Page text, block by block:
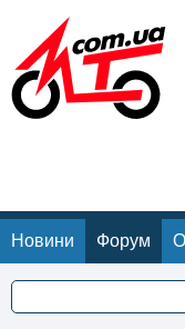
Новини Форум